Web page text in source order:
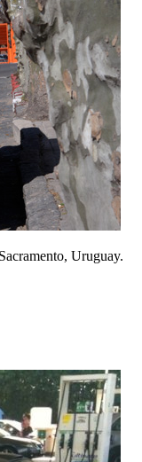
Uruguay.